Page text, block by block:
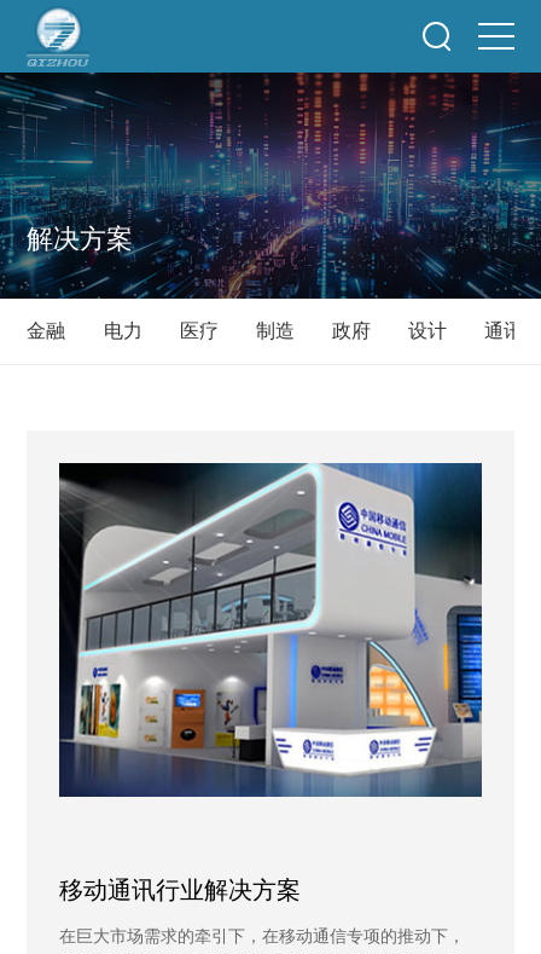
解决方案
金融 电力 医疗 制造 政府 设计 通讯
移动通讯行业解决方案
在巨大市场需求的牵引下，在移动通信专项的推动下，